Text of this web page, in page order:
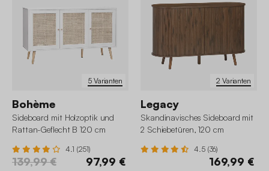
5 Varianten
Bohème
Sideboard mit Holzoptik und
Rattan-Geflecht B 120 cm
4.1 (251)
139,99 € 97,99 €
2 Varianten
Legacy
Skandinavisches Sideboard mit
2 Schiebetüren, 120 cm
4.5 (36)
169,99 €